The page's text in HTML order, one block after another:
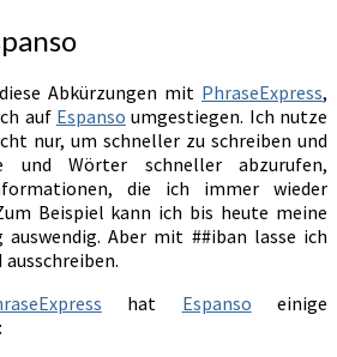
Abkürzungen mit PhraseExpress,
auf Espanso umgestiegen. Ich nutze
nur, um schneller zu schreiben und
und Wörter schneller abzurufen,
die ich immer wieder
Beispiel kann ich bis heute meine
Aber mit ##iban lasse ich
hat Espanso einige